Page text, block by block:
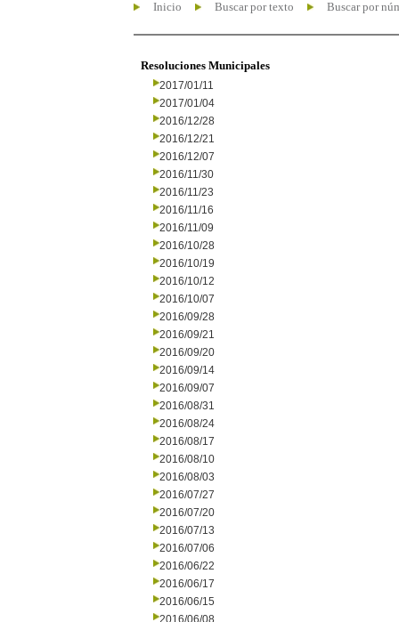
Inicio Buscar por texto Buscar por
Resoluciones Municipales
2017/01/11
2017/01/04
2016/12/28
2016/12/21
2016/12/07
2016/11/30
2016/11/23
2016/11/16
2016/11/09
2016/10/28
2016/10/19
2016/10/12
2016/10/07
2016/09/28
2016/09/21
2016/09/20
2016/09/14
2016/09/07
2016/08/31
2016/08/24
2016/08/17
2016/08/10
2016/08/03
2016/07/27
2016/07/20
2016/07/13
2016/07/06
2016/06/22
2016/06/17
2016/06/15
2016/06/08